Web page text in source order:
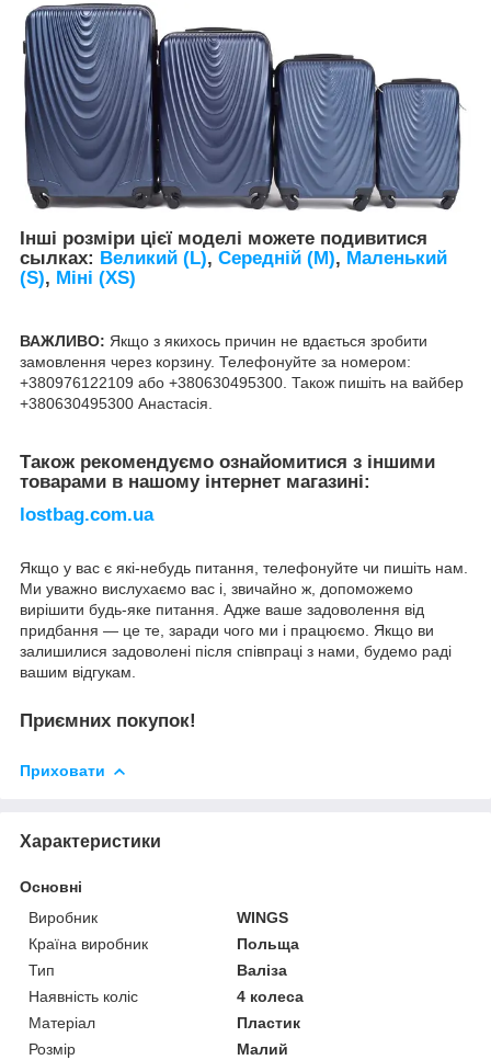
Інші розміри цієї моделі можете подивитися
сылках: Великий (L), Середній (M), Маленький
(S), Міні (XS)
ВАЖЛИВО: Якщо з якихось причин не вдається зробити
замовлення через корзину. Телефонуйте за номером:
+380976122109 або +380630495300. Також пишіть на вайбер
+380630495300 Анастасія.
Також рекомендуємо ознайомитися з іншими
товарами в нашому інтернет магазині:
lostbag.com.ua
Якщо у вас є які-небудь питання, телефонуйте чи пишіть нам.
Ми уважно вислухаємо вас і, звичайно ж, допоможемо
вирішити будь-яке питання. Адже ваше задоволення від
придбання — це те, заради чого ми і працюємо. Якщо ви
залишилися задоволені після співпраці з нами, будемо раді
вашим відгукам.
Приємних покупок!
Приховати
Характеристики
Основні
Виробник
WINGS
Країна виробник
Польща
Тип
Валіза
Наявність коліс
4 колеса
Матеріал
Пластик
Розмір
Малий